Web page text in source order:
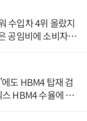
수입차 4위 올랐지
공임비에 소비자
도 HBM4 탑재 검
스 HBM4 수율에 주